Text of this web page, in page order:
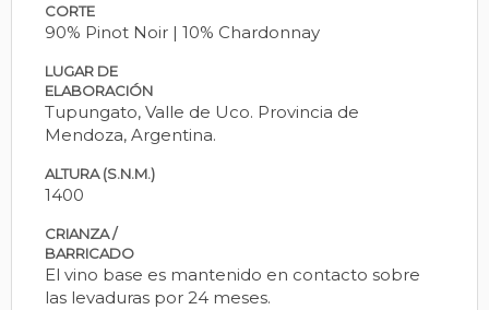
CORTE
90% Pinot Noir | 10% Chardonnay
LUGAR DE
ELABORACIÓN
Tupungato, Valle de Uco. Provincia de
Mendoza, Argentina.
ALTURA (S.N.M.)
1400
CRIANZA /
BARRICADO
El vino base es mantenido en contacto sobre
las levaduras por 24 meses.